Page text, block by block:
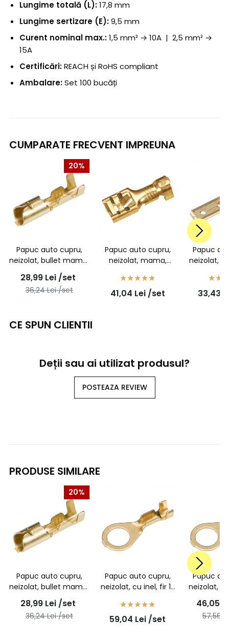
Lungime totală (L):17,8 mm
Lungime sertizare (E):9,5 mm
Curent nominal max.:1,5 mm² → 10A | 2,5 mm² →
15A
Certificări:REACH și RoHS compliant
Ambalare:Set 100 bucăți
CUMPARATE FRECVENT IMPREUNA
20%
Papuc auto cupru,
neizolat, bullet mama,
pentru fir de 1,5-
2,5mm2 - 100buc/set
28,99 Lei /set
36,24Lei /set
Papuc auto cupru,
neizolat, mama,
opritor, pentru fir de
2,5mm2 - 100buc/set
41,04 Lei /set
Papuc
neizolat,
1,5mm2 -
33,43
CE SPUN CLIENTII
Deții sau ai utilizat produsul?
POSTEAZA REVIEW
PRODUSE SIMILARE
20%
Papuc auto cupru,
neizolat, bullet mama,
pentru fir de 1,5-
2,5mm2 - 100buc/set
28,99 Lei /set
36,24Lei /set
Papuc auto cupru,
neizolat, cu inel, fir 1-
100buc/set
59,04 Lei /set
Papuc
neizolat,
46,05
57,56